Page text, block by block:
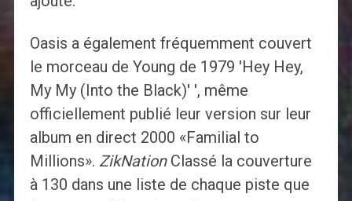
Oasis a également fréquemment couvert
le morceau de Young de 1979 'Hey Hey,
My My (Into the Black)' ', même
officiellement publié leur version sur leur
album en direct 2000 «Familial to
Millions». ZikNation Classé la couverture
à 130 dans une liste de chaque piste que